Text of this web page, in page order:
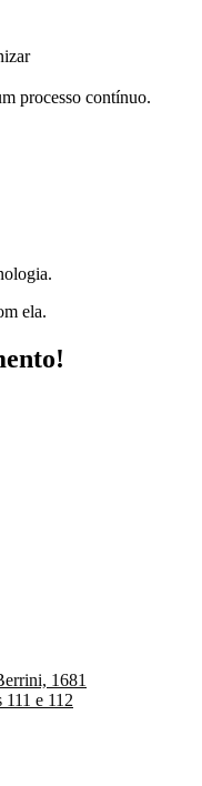
processo contínuo.
ela.
1681
e 112